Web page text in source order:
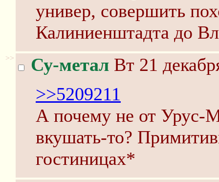
универ, совершить
Калиниенштадта до
>> Су-метал Вт 21
>>5209211
А почему не от Урус-
вкушать-то?
гостиницах*